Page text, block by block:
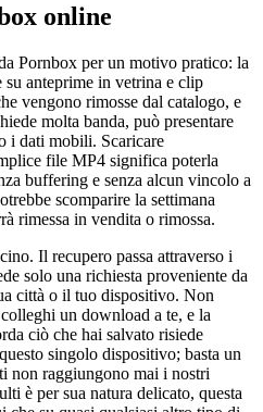
online
Pornbox per un motivo pratico: la
su anteprime in vetrina e clip
vengono rimosse dal catalogo, e
molta banda, può presentare
i dati mobili. Scaricare
file MP4 significa poterla
buffering e senza alcun vincolo a
scomparire la settimana
rimessa in vendita o rimossa.
Il recupero passa attraverso i
solo una richiesta proveniente da
città o il tuo dispositivo. Non
un download a te, e la
ciò che hai salvato risiede
singolo dispositivo; basta un
non raggiungono mai i nostri
è per sua natura delicato, questa